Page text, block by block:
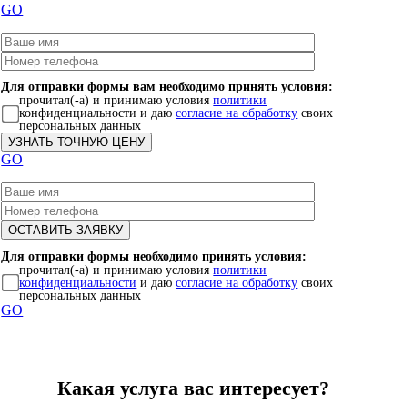
GO
Для отправки формы вам необходимо принять условия:
прочитал(-а) и принимаю условияполитики
конфиденциальности и даюсогласие на обработку своих
персональных данных
GO
Для отправки формы необходимо принять условия:
прочитал(-а) и принимаю условияполитики
конфиденциальности и даюсогласие на обработку своих
персональных данных
GO
Какая услуга вас интересует?